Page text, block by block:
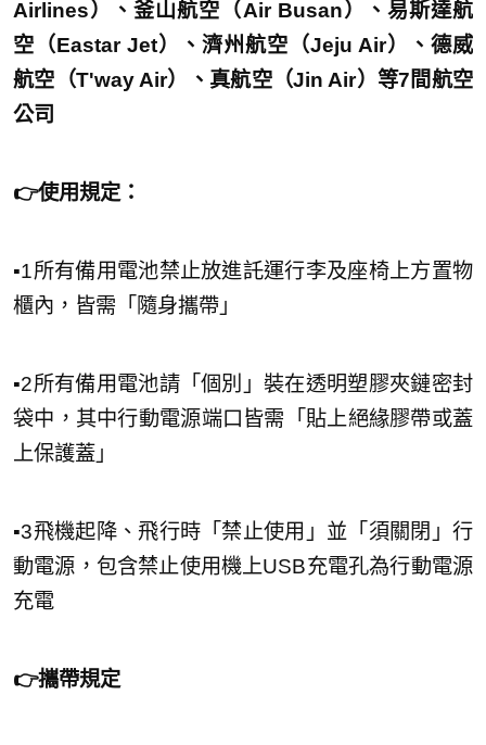
Airlines）、釜山航空（Air Busan）、易斯達航
空（Eastar Jet）、濟州航空（Jeju Air）、德威
航空（T'way Air）、真航空（Jin Air）等7間航空
公司
👉使用規定：
▪︎1所有備用電池禁止放進託運行李及座椅上方置物
櫃內，皆需「隨身攜帶」
▪︎2所有備用電池請「個別」裝在透明塑膠夾鏈密封
袋中，其中行動電源端口皆需「貼上絕緣膠帶或蓋
上保護蓋」
▪︎3飛機起降、飛行時「禁止使用」並「須關閉」行
動電源，包含禁止使用機上USB充電孔為行動電源
充電
👉攜帶規定